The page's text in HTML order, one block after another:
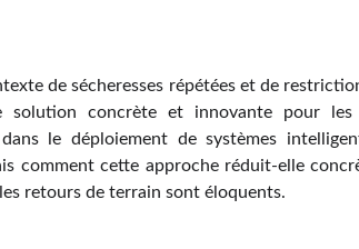
de sécheresses répétées et de
solution concrète et innovante pour les
le déploiement de systèmes
comment cette approche réduit-elle
les retours de terrain sont éloquents.